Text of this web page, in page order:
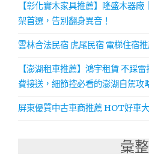
【彰化實木家具推薦】隆盛木器
架首選，告別翻身異音！
雲林合法民宿 虎尾民宿 電梯住宿
【澎湖租車推薦】鴻宇租賃 不踩
費接送，細節控必看的澎湖自駕攻
屏東優質中古車商推薦 HOT好車
彙整